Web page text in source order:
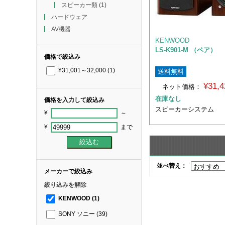
スピーカー類(1)
ハードウェア
AV機器
価格で絞込み
¥31,001～32,000 (1)
価格を入力して絞込み
¥ ～
¥ まで
メーカーで絞込み
絞り込みを解除
KENWOOD (1)
SONY ソニー (39)
KENWOOD
LS-K901-M （ペア）
送料無料
ネット価格：
在庫なし
スピーカーシステム
並べ替え：